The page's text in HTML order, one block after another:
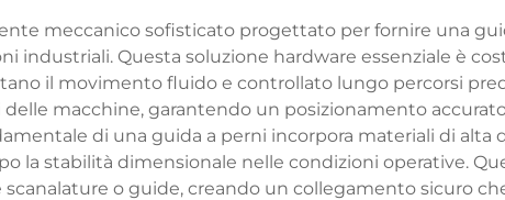
meccanico sofisticato progettato per fornire una
industriali. Questa soluzione hardware essenziale è
il movimento fluido e controllato lungo percorsi
macchine, garantendo un posizionamento
di una guida a perni incorpora materiali di alta
la stabilità dimensionale nelle condizioni operative.
o guide, creando un collegamento sicuro